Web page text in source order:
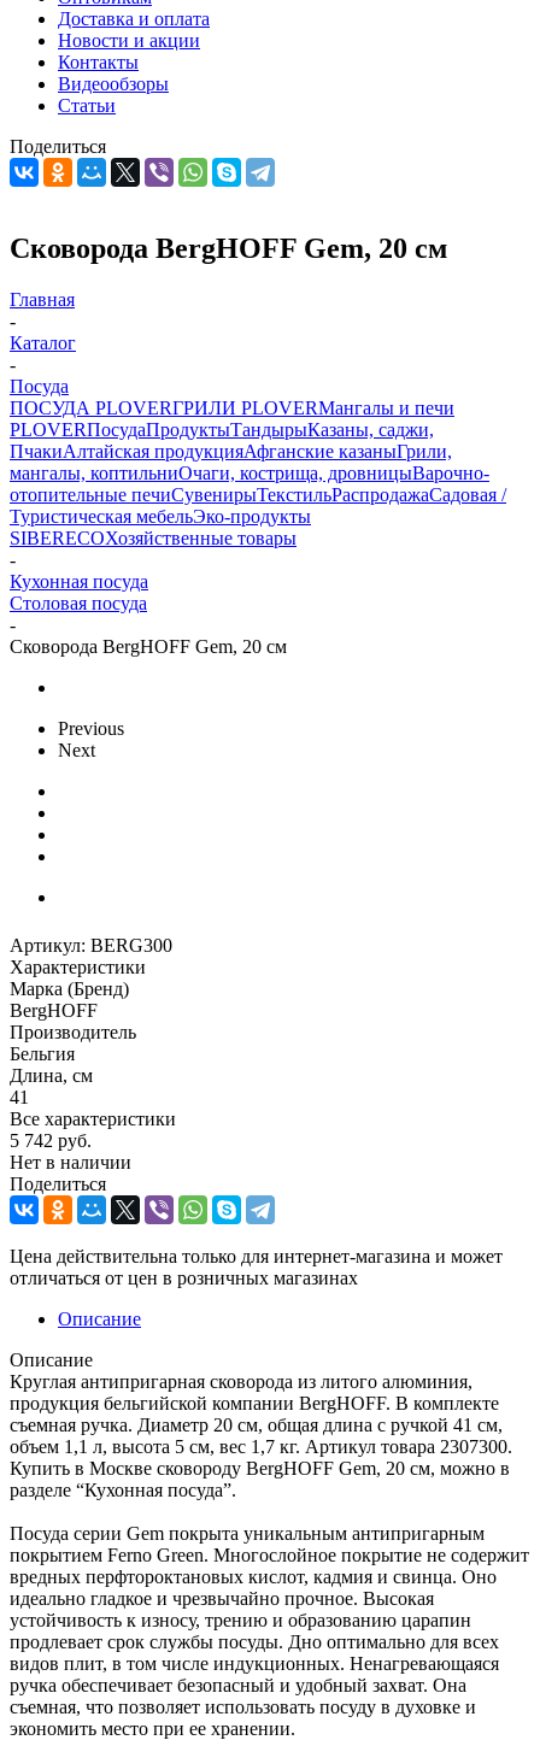
Доставка и оплата
Новости и акции
Контакты
Видеообзоры
Статьи
Поделиться
Сковорода BergHOFF Gem, 20 см
Главная
-
Каталог
-
Посуда
ПОСУДА PLOVERГРИЛИ PLOVERМангалы и печи
PLOVERПосудаПродуктыТандырыКазаны, саджи,
ПчакиАлтайская продукцияАфганские казаныГрили,
мангалы, коптильниОчаги, кострища, дровницыВарочно-
отопительные печиСувенирыТекстильРаспродажаСадовая /
Туристическая мебельЭко-продукты
SIBERECOХозяйственные товары
-
Кухонная посуда
Столовая посуда
-
Сковорода BergHOFF Gem, 20 см
Previous
Next
Артикул: BERG300
Характеристики
Марка (Бренд)
BergHOFF
Производитель
Бельгия
Длина, см
41
Все характеристики
5 742 руб.
Нет в наличии
Поделиться
Цена действительна только для интернет-магазина и может
отличаться от цен в розничных магазинах
Описание
Описание
Круглая антипригарная сковорода из литого алюминия,
продукция бельгийской компании BergHOFF. В комплекте
съемная ручка. Диаметр 20 см, общая длина с ручкой 41 см,
объем 1,1 л, высота 5 см, вес 1,7 кг. Артикул товара 2307300.
Купить в Москве сковороду BergHOFF Gem, 20 см, можно в
разделе “Кухонная посуда”.
Посуда серии Gem покрыта уникальным антипригарным
покрытием Ferno Green. Многослойное покрытие не содержит
вредных перфтороктановых кислот, кадмия и свинца. Оно
идеально гладкое и чрезвычайно прочное. Высокая
устойчивость к износу, трению и образованию царапин
продлевает срок службы посуды. Дно оптимально для всех
видов плит, в том числе индукционных. Ненагревающаяся
ручка обеспечивает безопасный и удобный захват. Она
съемная, что позволяет использовать посуду в духовке и
экономить место при ее хранении.